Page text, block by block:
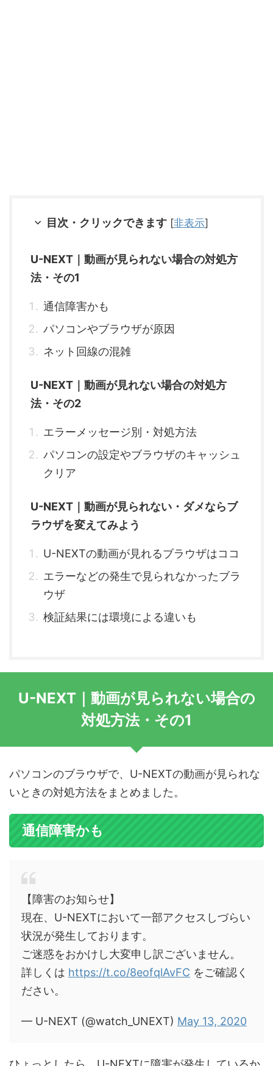
目次・クリックできます [非表示]
U-NEXT｜動画が見られない場合の対処方
法・その1
通信障害かも
パソコンやブラウザが原因
ネット回線の混雑
U-NEXT｜動画が見れない場合の対処方
法・その2
エラーメッセージ別・対処方法
パソコンの設定やブラウザのキャッシュ
クリア
U-NEXT｜動画が見られない・ダメならブ
ラウザを変えてみよう
U-NEXTの動画が見れるブラウザはココ
エラーなどの発生で見られなかったブラ
ウザ
検証結果には環境による違いも
U-NEXT｜動画が見られない場合の
対処方法・その1
パソコンのブラウザで、U-NEXTの動画が見られな
いときの対処方法をまとめました。
通信障害かも
【障害のお知らせ】
現在、U-NEXTにおいて一部アクセスしづらい
状況が発生しております。
ご迷惑をおかけし大変申し訳ございません。
詳しくは https://t.co/8eofqlAvFC をご確認く
ださい。
— U-NEXT (@watch_UNEXT) May 13, 2020